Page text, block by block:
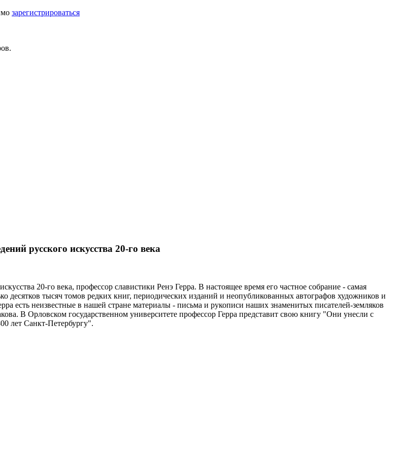
зарегистрироваться
русского искусства 20-го века
20-го века, профессор славистики Ренэ Герра. В настоящее время его частное собрание - самая
тысяч томов редких книг, периодических изданий и неопубликованных автографов художников и
есть неизвестные в нашей стране материалы - письма и рукописи наших знаменитых писателей-земляков
В Орловском государственном университете профессор Герра представит свою книгу "Они унесли с
лет Санкт-Петербургу".